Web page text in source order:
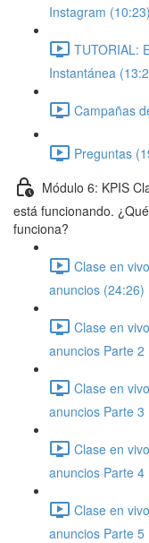
Instagram (10:23)
TUTORIAL:
Instantánea
Campañas
Preguntas
Módulo 6: KPIS
está funcionando.
funciona?
Clase en
anuncios (24:26)
Clase en
anuncios Parte 2
Clase en
anuncios Parte 3
Clase en
anuncios Parte 4
Clase en
anuncios Parte 5